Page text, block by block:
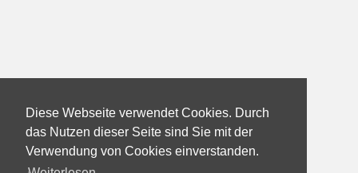
Diese Webseite verwendet Cookies. Durch
das Nutzen dieser Seite sind Sie mit der
Verwendung von Cookies einverstanden.